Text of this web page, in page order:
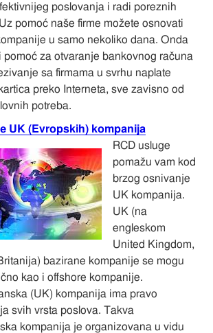
poslovanja i radi poreznih
pomoć naše firme možete osnovati
u samo nekoliko dana. Onda
pomoć za otvaranje bankovnog računa
sa firmama u svrhu naplate
preko Interneta, sve zavisno od
potreba.
UK (Evropskih) kompanija
RCD usluge
pomažu vam kod
brzog osnivanje
UK kompanija.
UK (na
engleskom
United Kingdom,
bazirane kompanije se mogu
kao i offshore kompanije.
(UK) kompanija ima pravo
svih vrsta poslova. Takva
kompanija je organizovana u vidu